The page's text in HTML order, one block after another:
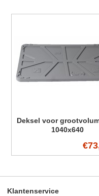
Deksel voor
1040x640
Klantenservice